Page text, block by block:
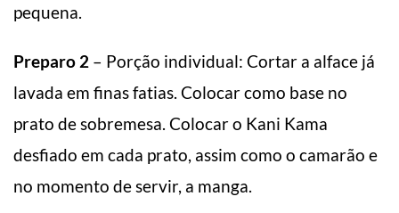
pequena.
Preparo 2 – Porção individual: Cortar a alface já
lavada em finas fatias. Colocar como base no
prato de sobremesa. Colocar o Kani Kama
desfiado em cada prato, assim como o camarão e
no momento de servir, a manga.